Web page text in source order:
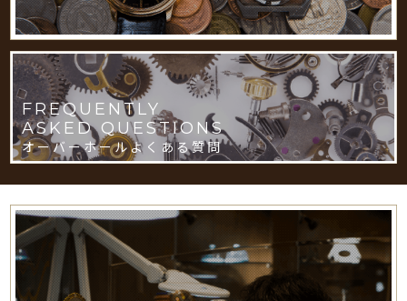
FREQUENTLY
ASKED QUESTIONS
オーバーホールよくある質問